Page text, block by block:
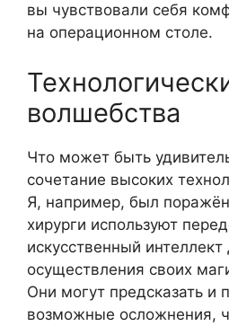
вы чувствовали себя
на операционном столе.
волшебства
Что может быть
сочетание высоких
Я, например, был
хирурги используют
искусственный интеллект
осуществления своих
Они могут предсказать и
возможные осложнения,